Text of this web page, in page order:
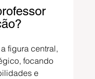
figura central,
focando
e